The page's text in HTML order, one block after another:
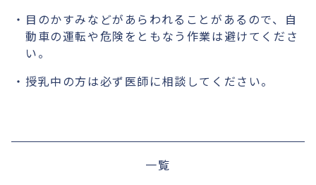
目のかすみなどがあらわれることがあるので、自
動車の運転や危険をともなう作業は避けてくださ
い。
授乳中の方は必ず医師に相談してください。
一覧